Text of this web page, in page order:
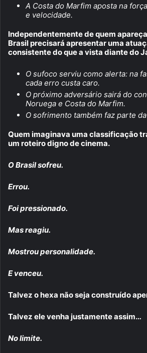
A Costa do Marfim aposta na
e velocidade.
Independentemente de quem
Brasil precisará apresentar uma
consistente do que a vista diante do
O sufoco serviu como alerta: na
cada erro custa caro.
O próximo adversário sairá do
Noruega e Costa do Marfim.
O sofrimento também faz parte
Quem imaginava uma classificação
um roteiro digno de cinema.
O Brasil sofreu.
Errou.
Foi pressionado.
Mas reagiu.
Mostrou personalidade.
E venceu.
Talvez o hexa não seja construído
Talvez ele venha justamente assim…
No limite.